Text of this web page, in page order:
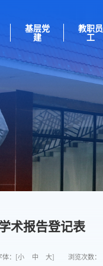
基层党
建
教职员
工
术报告登记表
体：[小 中 大] 浏览次数：